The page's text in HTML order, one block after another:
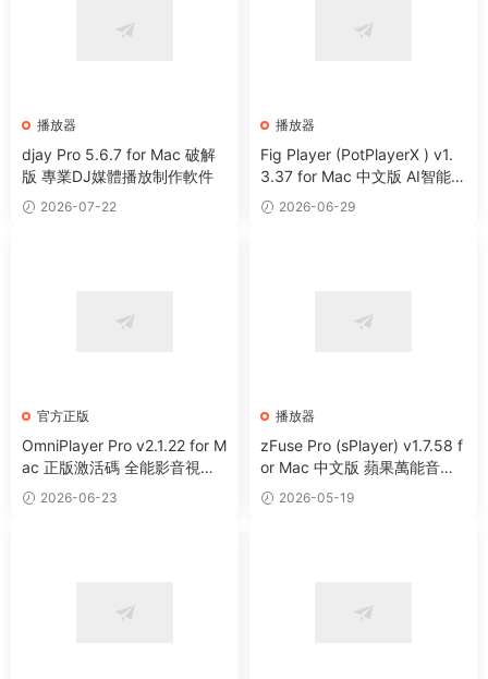
播放器
djay Pro 5.6.7 for Mac 破解
版 專業DJ媒體播放制作軟件
2026-07-22
播放器
Fig Player (PotPlayerX ) v1.
3.37 for Mac 中文版 AI智能多
媒體播放器
2026-06-29
官方正版
OmniPlayer Pro v2.1.22 for M
ac 正版激活碼 全能影音視頻
播放器
2026-06-23
播放器
zFuse Pro (sPlayer) v1.7.58 f
or Mac 中文版 蘋果萬能音視
頻播放器
2026-05-19